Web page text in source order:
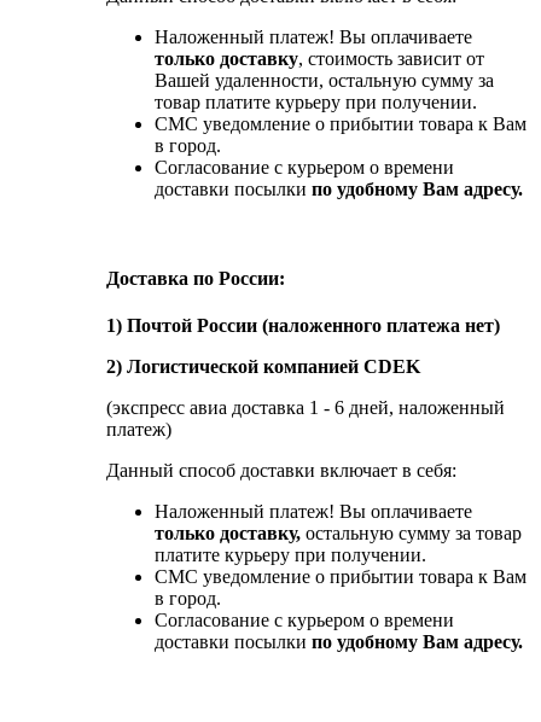
Наложенный платеж! Вы оплачиваете
только доставку, стоимость зависит от
Вашей удаленности, остальную сумму за
товар платите курьеру при получении.
СМС уведомление о прибытии товара к Вам
в город.
Согласование с курьером о времени
доставки посылки по удобному Вам адресу.
Доставка по России:
1) Почтой России (наложенного платежа нет)
2) Логистической компанией CDEK
(экспресс авиа доставка 1 - 6 дней, наложенный
платеж)
Данный способ доставки включает в себя:
Наложенный платеж! Вы оплачиваете
только доставку, остальную сумму за товар
платите курьеру при получении.
СМС уведомление о прибытии товара к Вам
в город.
Согласование с курьером о времени
доставки посылки по удобному Вам адресу.